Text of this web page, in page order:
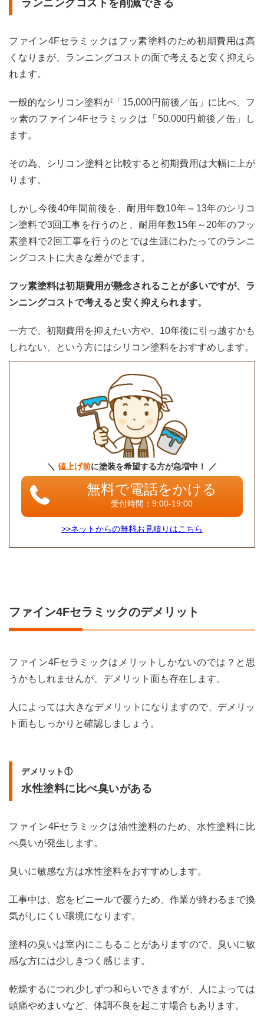
ランニングコストを削減できる
ファイン4Fセラミックはフッ素塗料のため初期費用は高
くなりまが、ランニングコストの面で考えると安く抑えら
れます。
一般的なシリコン塗料が「15,000円前後／缶」に比べ、フ
ッ素のファイン4Fセラミックは「50,000円前後／缶」し
ます。
その為、シリコン塗料と比較すると初期費用は大幅に上が
ります。
しかし今後40年間前後を、耐用年数10年～13年のシリコ
ン塗料で3回工事を行うのと、耐用年数15年～20年のフッ
素塗料で2回工事を行うのとでは生涯にわたってのランニ
ングコストに大きな差がでます。
フッ素塗料は初期費用が懸念されることが多いですが、ラ
ンニングコストで考えると安く抑えられます。
一方で、初期費用を抑えたい方や、10年後に引っ越すかも
しれない、という方にはシリコン塗料をおすすめします。
＼ 値上げ前に塗装を希望する方が急増中！ ／
無料で電話をかける
受付時間：9:00-19:00
>>ネットからの無料お見積りはこちら
ファイン4Fセラミックのデメリット
ファイン4Fセラミックはメリットしかないのでは？と思
うかもしれませんが、デメリット面も存在します。
人によっては大きなデメリットになりますので、デメリッ
ト面もしっかりと確認しましょう。
デメリット①
水性塗料に比べ臭いがある
ファイン4Fセラミックは油性塗料のため、水性塗料に比
べ臭いが発生します。
臭いに敏感な方は水性塗料をおすすめします。
工事中は、窓をビニールで覆うため、作業が終わるまで換
気がしにくい環境になります。
塗料の臭いは室内にこもることがありますので、臭いに敏
感な方には少しきつく感じます。
乾燥するにつれ少しずつ和らいできますが、人によっては
頭痛やめまいなど、体調不良を起こす場合もあります。